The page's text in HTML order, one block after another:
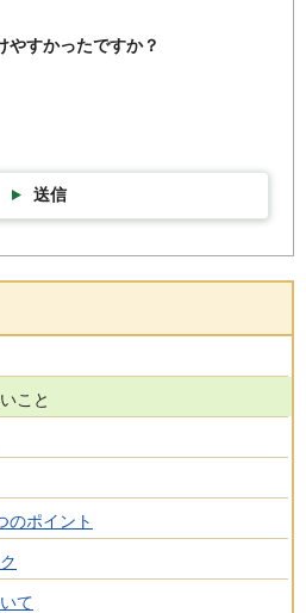
やすかったですか？
送信
こと
のポイント
て